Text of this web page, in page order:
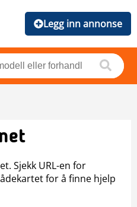
Legg inn annonse
Sjekk URL-en for
for å finne hjelp